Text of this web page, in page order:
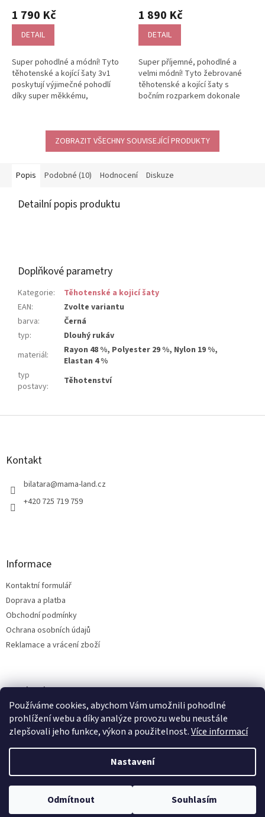
Používáme cookies, abychom Vám umožnili pohodlné
prohlížení webu a díky analýze provozu webu neustále
zlepšovali jeho funkce, výkon a použitelnost.Více informací
Nastavení
Odmítnout Souhlasím
1 790 Kč
DETAIL
Super pohodlné a módní! Tyto
těhotenské a kojící šaty 3v1
poskytují výjimečné pohodlí
díky super měkkému,
hodnocení
produktu
5,0
5
hvězdiček.
1 890 Kč
DETAIL
Super příjemné, pohodlné a
velmi módní! Tyto žebrované
těhotenské a kojící šaty s
bočním rozparkem dokonale
ZOBRAZIT VŠECHNY SOUVISEJÍCÍ PRODUKTY
Popis Podobné (10) Hodnocení Diskuze
Detailní popis produktu
Doplňkové parametry
Kategorie:
Těhotenské a kojicí šaty
EAN:
Zvolte variantu
barva:
Černá
typ:
Dlouhý rukáv
materiál:
Rayon 48 %, Polyester 29 %, Nylon 19 %,
Elastan 4 %
typ
postavy: Těhotenství
Z
Kontakt
bilatara@mama-land.cz
+420 725 719 759
Informace
Kontaktní formulář
Doprava a platba
Obchodní podmínky
Ochrana osobních údajů
Reklamace a vrácení zboží
Facebook
Copyright 2026Bílá Tara - MamaLand. Všechna práva vyhrazena.
Upravit nastavení cookies